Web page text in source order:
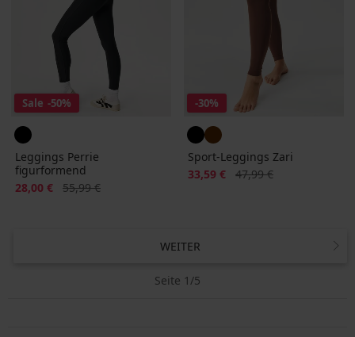
Sale -50%
Leggings Perrie
figurformend
Rabatt
28,00 € Alter Preis
55,99 €
-30%
Sport-Leggings Zari
Rabatt
33,59 € Alter Preis
47,99 €
WEITER
Seite 1/5